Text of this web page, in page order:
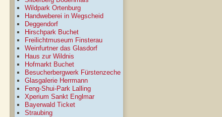
Wildpark Ortenburg
Handweberei in Wegscheid
Deggendorf
Hirschpark Buchet
Freilichtmuseum Finsterau
Weinfurtner das Glasdorf
Haus zur Wildnis
Hofmarkt Buchet
Besucherbergwerk Fürstenzeche
Glasgalerie Herrmann
Feng-Shui-Park Lalling
Xperium Sankt Englmar
Bayerwald Ticket
Straubing